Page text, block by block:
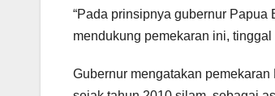
“Pada prinsipnya gubernur
mendukung pemekaran ini,
Gubernur mengatakan